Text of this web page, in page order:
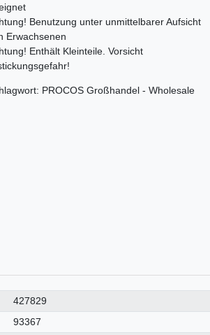
Benutzung unter unmittelbarer Aufsicht
Erwachsenen
Enthält Kleinteile. Vorsicht
PROCOS Großhandel - Wholesale
427829
93367